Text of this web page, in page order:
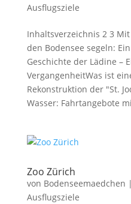
Ausflugsziele
Inhaltsverzeichnis 2 3
den Bodensee segeln:
Geschichte der Lädine –
VergangenheitWas ist
Rekonstruktion der "St.
Wasser: Fahrtangebote
Zoo Zürich
von Bodenseemaedchen |
Ausflugsziele